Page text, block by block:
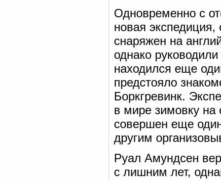
Одновременно с
новая
снаряжен на
однако
находился еще
предстояло
Боркгревинк.
в мире зимовку
совершен еще
другим
Руал Амундсен
с лишним лет,